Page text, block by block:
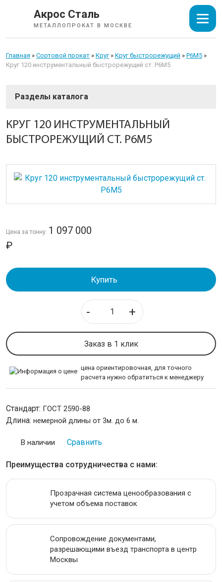
Акрос Сталь
МЕТАЛЛОПРОКАТ В МОСКВЕ
Главная » Сортовой прокат » Круг» Круг быстрорежущий » Р6М5 »
Круг 120 инструментальный быстрорежущий ст. Р6М5
СОРТОВОЙ ПРОКАТ
Арматура
Балка
Швеллер
ИЗОЛЯЦИЯ СТАЛЬНЫХ ТРУБ
ТРУБОПРОВОДНАЯ АРМАТУРА
КАЛИБРОВАННАЯ СТАЛЬ
ПРОВОЛОКА
КРУГ 120 ИНСТРУМЕНТАЛЬНЫЙ
БЫСТРОРЕЖУЩИЙ СТ. Р6М5
Цена за тонну: 1 097 000
₽
Купить
- +
Заказ в 1 клик
цена ориентировочная, для точного
расчета нужно обратиться к менеджеру
Стандарт: ГОСТ 2590-88
Длина: немерной длины от 3м. до 6 м.
В наличии Сравнить
Преимущества сотрудничества с нами:
Прозрачная система ценообразования с
учетом объема поставок
Сопровождение документами,
разрешающими въезд транспорта в центр
Москвы